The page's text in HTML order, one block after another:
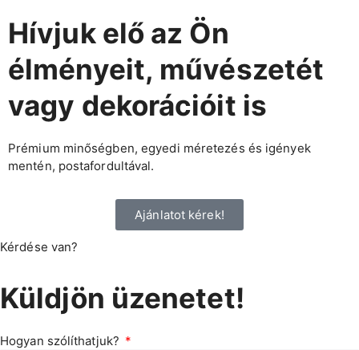
Hívjuk elő az Ön
élményeit, művészetét
vagy dekorációit is
Prémium minőségben, egyedi méretezés és igények
mentén, postafordultával.
Ajánlatot kérek!
Kérdése van?
Küldjön üzenetet!
Hogyan szólíthatjuk?